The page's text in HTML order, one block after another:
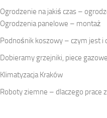
Ogrodzenie na jakiś czas –
Ogrodzenia panelowe – montaż
Podnośnik koszowy – czym jest i
Dobieramy grzejniki, piece
Klimatyzacja Kraków
Roboty ziemne – dlaczego prace